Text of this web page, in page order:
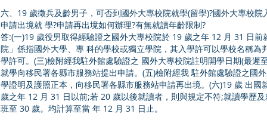
六、19 歲徵兵及齡男子，可否到國外大專校院就學(留學)?國外大專校
申請出境就 學?申請再出境如何辦理?有無就讀年齡限制?
答:(一)19 歲役男取得經驗證之國外大專校院於 19 歲之年 12 月 31 日
院」係指國外大學、專 科的學校或獨立學院，其入學許可以學校名稱
學許可。(三)檢附經我駐外館處驗證之 國外大專校院註明開學日期(最
就學向移民署各縣市服務站提出申請。(五)檢附經我 駐外館處驗證之國
學證明及護照正本，向移民署各縣市服務站申請再出境。(六)19 歲 出
歲之年 12 月 31 日以前;若 20 歲以後就讀者，則與規定不符;就讀學歷
班至 30 歲。均計算至當 年 12 月 31 日止。